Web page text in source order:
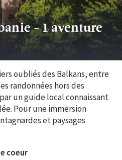
-1 aventure
oubliés des Balkans, entre
randonnées hors des
un guide local connaissant
Pour une immersion
et paysages